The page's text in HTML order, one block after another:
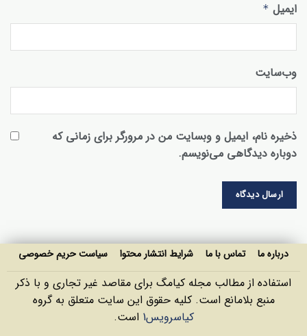
ایمیل *
وب‌سایت
ذخیره نام، ایمیل و وبسایت من در مرورگر برای زمانی که
دوباره دیدگاهی می‌نویسم.
درباره ما تماس با ما شرایط انتشار محتوا سیاست حریم خصوصی
استفاده از مطالب مجله کیامگ برای مقاصد غیر تجاری و با ذکر
منبع بلامانع است. کليه حقوق اين سايت متعلق به گروه
کیاسرویس1 است.